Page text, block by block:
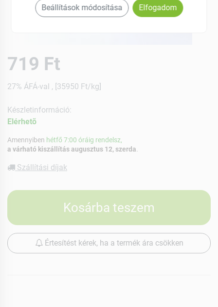
719 Ft
27% ÁFÁ-val , [35950 Ft/kg]
Készletinformáció:
Elérhetõ
Amennyiben hétfő 7:00 óráig rendelsz,
a várható kiszállítás augusztus 12, szerda
Szállítási díjak
Kosárba teszem
Értesítést kérek, ha a termék ára csökken
Beállítások módosítása Elfogadom